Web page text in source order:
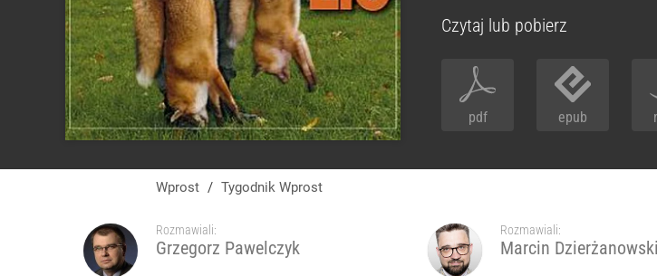
Czytaj lub pobierz
pdf epub
Wprost / Tygodnik Wprost
Rozmawiali:
Grzegorz Pawelczyk
Rozmawiali:
Marcin Dzierżanowski